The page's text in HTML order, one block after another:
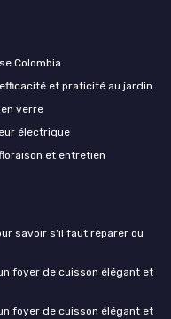
Colombia
et praticité au jardin
verre
électrique
et entretien
savoir s'il faut réparer ou
foyer de cuisson élégant et
foyer de cuisson élégant et